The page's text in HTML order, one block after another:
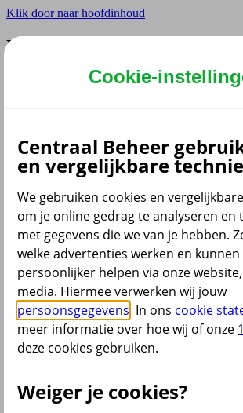
Klik door naar hoofdinhoud
Hoofdmenu navigatie zakelijk
Instellingen
Dyslexie lettertype
Aan / Uit
Cookies aanpassen
CoBrowsing
Start
Cookie-
Centraal Beheer
en vergelijkbare
We gebruiken cookies en
om je online gedrag te analyseren en
met gegevens die we van je hebben.
welke advertenties werken en kunnen
persoonlijker helpen via onze
media. Hiermee verwerken wij jouw
persoonsgegevens . In ons cookie
meer informatie over hoe wij of onze
deze cookies gebruiken.
Weiger je cookies?